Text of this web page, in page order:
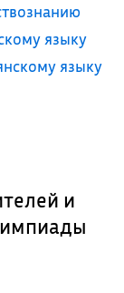
языку
языку
и